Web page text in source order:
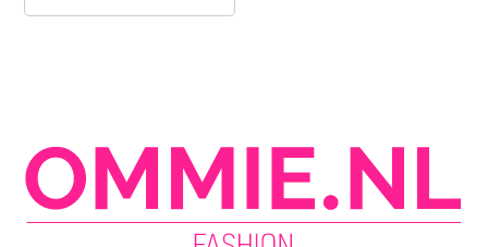
optie
kan
gekozen